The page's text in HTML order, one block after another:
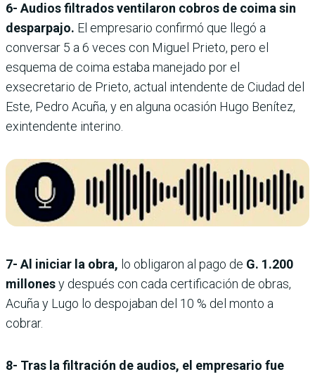
6- Audios filtrados ventilaron cobros de coima sin
desparpajo. El empresario confirmó que llegó a
conversar 5 a 6 veces con Miguel Prieto, pero el
esquema de coima estaba manejado por el
exsecretario de Prieto, actual intendente de Ciudad del
Este, Pedro Acuña, y en alguna ocasión Hugo Benítez,
exintendente interino.
7- Al iniciar la obra, lo obligaron al pago de G. 1.200
millonesy después con cada certificación de obras,
Acuña y Lugo lo despojaban del 10 % del monto a
cobrar.
8- Tras la filtración de audios, el empresario fue